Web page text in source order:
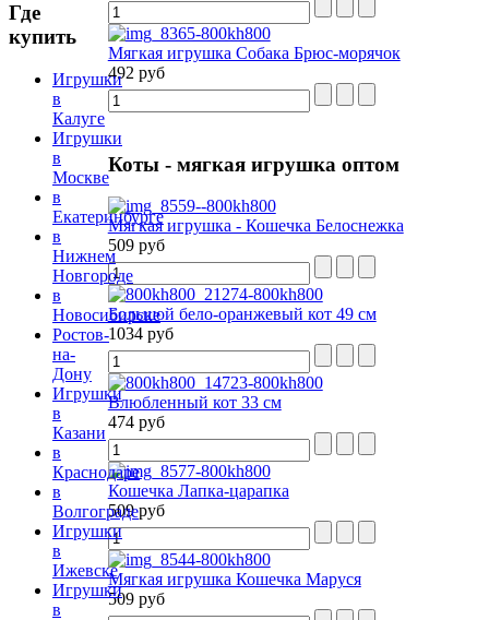
Мягкая игрушка Собака Брюс-морячок
492 руб
Коты- мягкая игрушка оптом
Мягкая игрушка - Кошечка Белоснежка
509 руб
Большой бело-оранжевый кот 49 см
1034 руб
Влюбленный кот 33 см
474 руб
Кошечка Лапка-царапка
509 руб
Мягкая игрушка Кошечка Маруся
509 руб
Где
купить
Игрушки
в
Калуге
Игрушки
в
Москве
в
Екатеринбурге
в
Нижнем
Новгороде
в
Новосибирске
Ростов-
на-
Дону
Игрушки
в
Казани
в
Краснодаре
в
Волгограде
Игрушки
в
Ижевске
Игрушки
в